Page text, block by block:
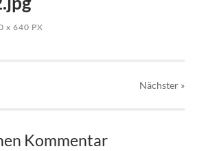
x 640 PX
Nächster »
Kommentar